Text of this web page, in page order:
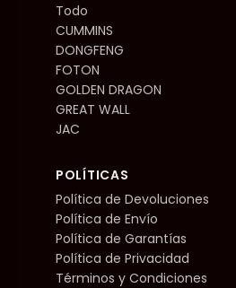
Todo
CUMMINS
DONGFENG
FOTON
GOLDEN DRAGON
GREAT WALL
JAC
POLÍTICAS
Política de Devoluciones
Política de Envío
Política de Garantías
Política de Privacidad
Términos y Condiciones